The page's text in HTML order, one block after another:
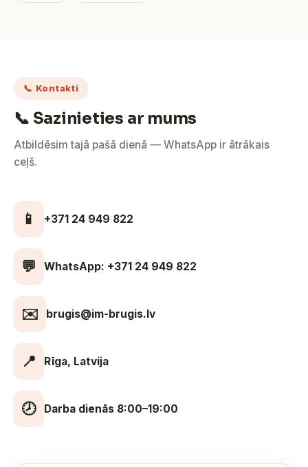
📞 Kontakti
📞 Sazinieties ar mums
Atbildēsim tajā pašā dienā — WhatsApp ir ātrākais
ceļš.
📱 +371 24 949 822
💬 WhatsApp: +371 24 949 822
✉️ brugis@im-brugis.lv
📍 Rīga, Latvija
🕗 Darba dienās 8:00–19:00